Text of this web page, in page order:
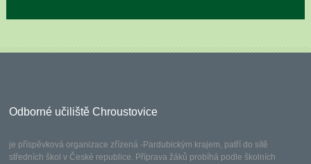
Odborné učiliště Chroustovice
je příspěvková organizace zřízená -Pardubickým krajem, patří do sítě
středních škol v České republice. Příprava žáků probíhá podle školních